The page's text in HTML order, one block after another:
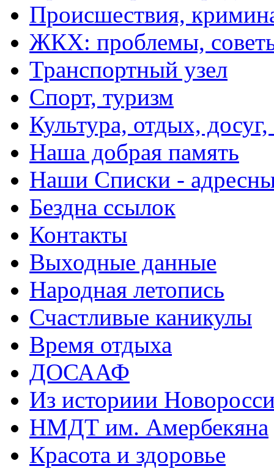
Происшествия,
ЖКХ: проблемы,
Транспортный узел
Спорт, туризм
Культура, отдых,
Наша добрая память
Наши Списки -
Бездна ссылок
Контакты
Выходные данные
Народная летопись
Счастливые каникулы
Время отдыха
ДОСААФ
Из историии
НМДТ им. Амербекяна
Красота и здоровье